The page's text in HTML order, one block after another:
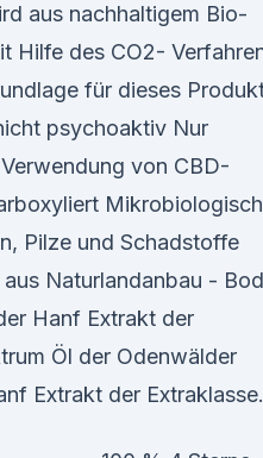
aus nachhaltigem Bio-
Hilfe des CO2-
für dieses
psychoaktiv Nur
von CBD-
Pilze und Schadstoffe
Naturlandanbau -
Hanf Extrakt der
Öl der Odenwälder
Extrakt der Extraklasse.